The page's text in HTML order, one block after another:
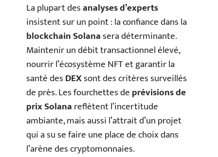
La plupart desanalyses d’experts
insistent sur un point : la confiance dans la
blockchain Solanasera déterminante.
Maintenir un débit transactionnel élevé,
nourrir l’écosystème NFT et garantir la
santé desDEXsont des critères surveillés
de près. Les fourchettes deprévisions de
prix Solanareflètent l’incertitude
ambiante, mais aussi l’attrait d’un projet
qui a su se faire une place de choix dans
l’arène des cryptomonnaies.